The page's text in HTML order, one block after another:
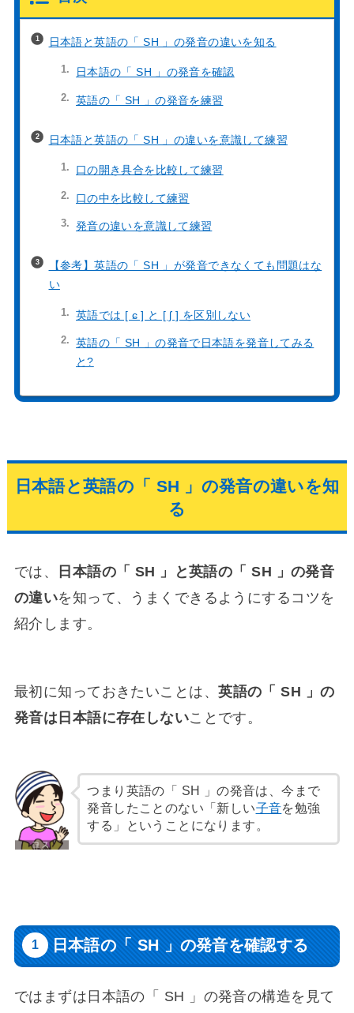
日本語と英語の「 SH 」の発音の違いを知る
日本語の「 SH 」の発音を確認
英語の「 SH 」の発音を練習
日本語と英語の「 SH 」の違いを意識して練習
口の開き具合を比較して練習
口の中を比較して練習
発音の違いを意識して練習
【参考】英語の「 SH 」が発音できなくても問題はな
い
英語では [ ɕ ] と [ ʃ ] を区別しない
英語の「 SH 」の発音で日本語を発音してみる
と?
日本語と英語の「 SH 」の発音の違いを知
る
では、
日本語の「 SH 」と英語の「 SH 」の発音
の違いを知って、うまくできるようにするコツを
紹介します。
最初に知っておきたいことは、英語の「 SH 」の
発音は日本語に存在しないことです。
つまり英語の「 SH 」の発音は、今まで
発音したことのない「新しい子音を勉強
する」ということになります。
日本語の「 SH 」の発音を確認する
ではまずは日本語の「 SH 」の発音の構造を見て